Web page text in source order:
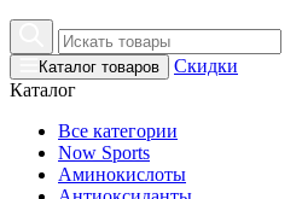
Каталог товаров
Скидки
Каталог
Все категории
Now Sports
Аминокислоты